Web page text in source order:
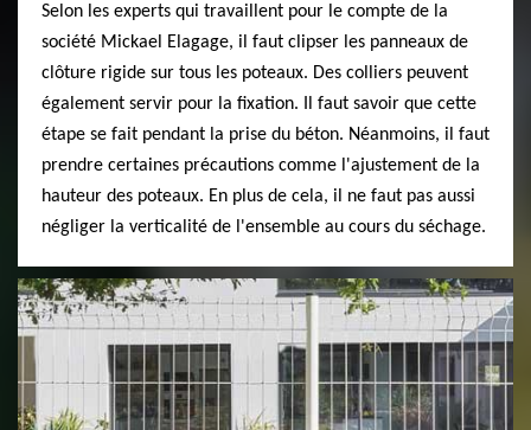
Selon les experts qui travaillent pour le compte de la
société Mickael Elagage, il faut clipser les panneaux de
clôture rigide sur tous les poteaux. Des colliers peuvent
également servir pour la fixation. Il faut savoir que cette
étape se fait pendant la prise du béton. Néanmoins, il faut
prendre certaines précautions comme l'ajustement de la
hauteur des poteaux. En plus de cela, il ne faut pas aussi
négliger la verticalité de l'ensemble au cours du séchage.